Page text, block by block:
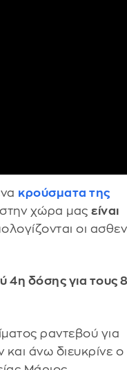
κρούσματα της
στην χώρα μαςείναι
οι
4η δόσης για τους
ραντεβού για
άνω διευκρίνε ο